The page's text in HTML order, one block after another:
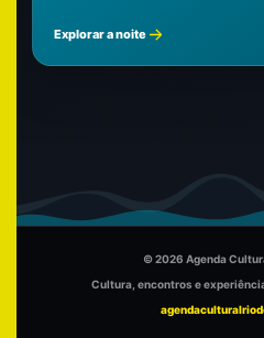
Explorar a noite
© 2026 Agenda
Cultura, encontros e